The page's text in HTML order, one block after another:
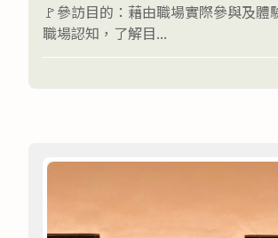
🚩參訪目的：藉由職場實際參與及體
職場認知，了解目...
2
活